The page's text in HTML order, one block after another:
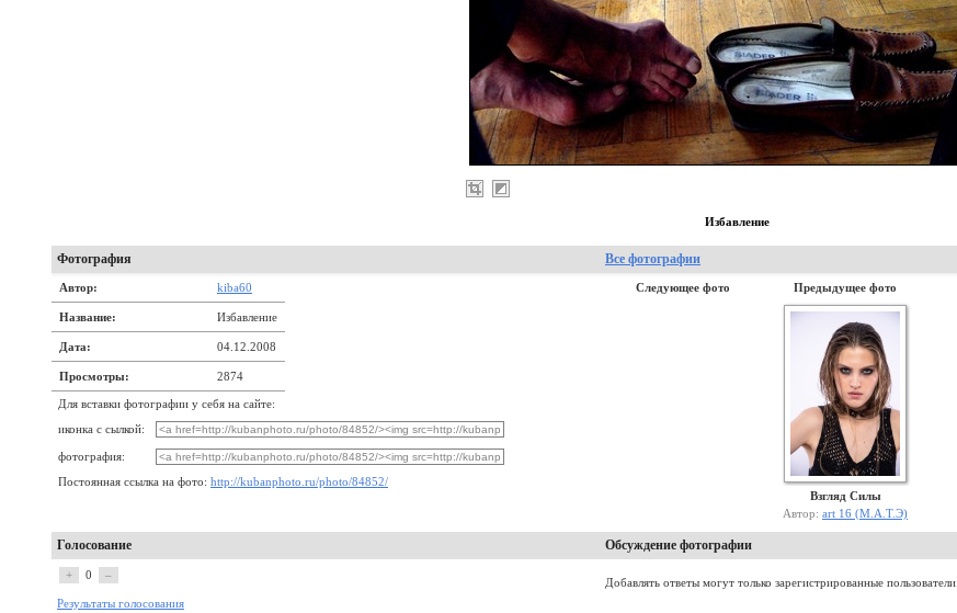
Избавление
Фотография Все фотографии
Автор: kiba60
Название: Избавление
Дата: 04.12.2008
Просмотры: 2874
Для вставки фотографии у себя на сайте:
иконка с сылкой:
фотография:
Постоянная ссылка на фото: http://kubanphoto.ru/photo/84852/
Следующее фото Предыдущее фото
Взгляд Силы
Автор: art 16 (М.А.Т.Э)
Голосование Обсуждение фотографии
+ 0 –
Результаты голосования
Добавлять ответы могут только зарегистрированные пользователи.